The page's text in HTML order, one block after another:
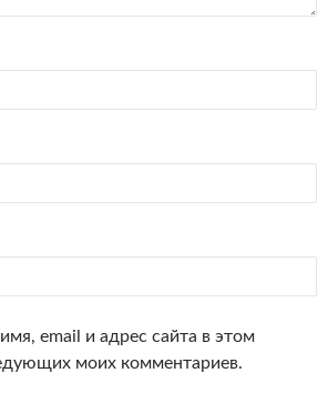
email и адрес сайта в этом
моих комментариев.